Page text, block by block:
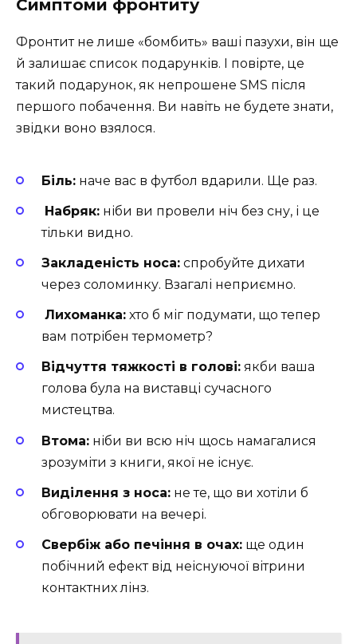
Симптоми фронтиту
Фронтит не лише «бомбить» ваші пазухи, він ще
й залишає список подарунків. І повірте, це
такий подарунок, як непрошене SMS після
першого побачення. Ви навіть не будете знати,
звідки воно взялося.
Біль: наче вас в футбол вдарили. Ще раз.
Набряк: ніби ви провели ніч без сну, і це
тільки видно.
Закладеність носа: спробуйте дихати
через соломинку. Взагалі неприємно.
Лихоманка: хто б міг подумати, що тепер
вам потрібен термометр?
Відчуття тяжкості в голові: якби ваша
голова була на виставці сучасного
мистецтва.
Втома: ніби ви всю ніч щось намагалися
зрозуміти з книги, якої не існує.
Виділення з носа: не те, що ви хотіли б
обговорювати на вечері.
Свербіж або печіння в очах: ще один
побічний ефект від неіснуючої вітрини
контактних лінз.